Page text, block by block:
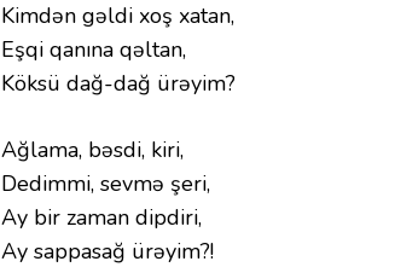
Kimdən gəldi xoş xatan,
Eşqi qanına qəltan,
Köksü dağ-dağ ürəyim?
Ağlama, bəsdi, kiri,
Dedimmi, sevmə şeri,
Ay bir zaman dipdiri,
Ay sappasağ ürəyim?!